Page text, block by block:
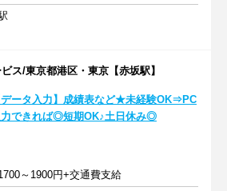
ス/東京都港区・東京【赤坂駅】
データ入力】成績表など★未経験OK⇒PC
力できれば◎短期OK♪土日休み◎
～1900円+交通費支給